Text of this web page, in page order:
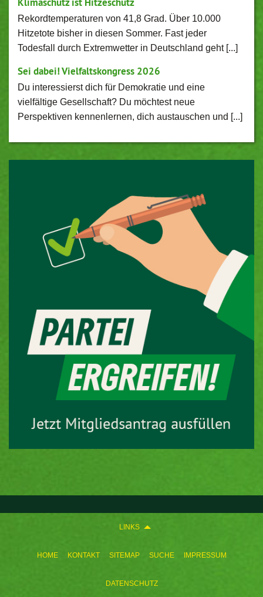
LINKS
HOME KONTAKT SITEMAP SUCHE IMPRESSUM
DATENSCHUTZ
Rekordtemperaturen von 41,8 Grad. Über 10.000
Hitzetote bisher in diesen Sommer. Fast jeder
Todesfall durch Extremwetter in Deutschland geht [...]
Sei dabei! Vielfaltskongress 2026
Du interessierst dich für Demokratie und eine
vielfältige Gesellschaft? Du möchtest neue
Perspektiven kennenlernen, dich austauschen und [...]